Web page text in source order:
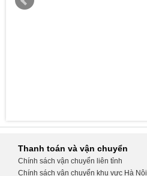
Thanh toán và vận chuyển
Chính sách vận chuyển liên tỉnh
Chính sách vận chuyển khu vực Hà Nội